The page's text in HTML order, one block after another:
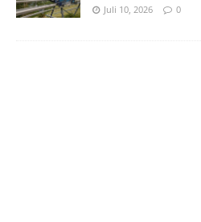
Juli 10, 2026 0